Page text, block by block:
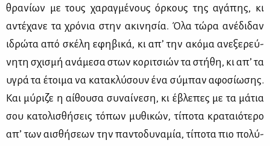
θρα­νί­ων με τους χα­ραγ­μέ­νους όρ­κους της αγά­πης, κι
αντέ­χα­νε τα χρό­νια στην ακι­νη­σία. Όλα τώ­ρα ανέ­δι­δαν
ιδρώ­τα από σκέ­λη εφη­βι­κά, κι απ’ την ακό­μα ανε­ξε­ρεύ­
νη­τη σχι­σμή ανά­με­σα στων κο­ρι­τσιών τα στή­θη, κι απ’ τα
υγρά τα έτοι­μα να κα­τα­κλύ­σουν ένα σύ­μπαν αφο­σί­ω­σης.
Και μύ­ρι­ζε η αί­θου­σα συ­ναί­νε­ση, κι έβλε­πες με τα μά­τια
σου κα­το­λι­σθή­σεις τό­πων μυ­θι­κών, τί­πο­τα κρα­ταιό­τε­ρο
απ’ των αι­σθή­σε­ων την πα­ντο­δυ­να­μία, τί­πο­τα πιο πο­λύ­